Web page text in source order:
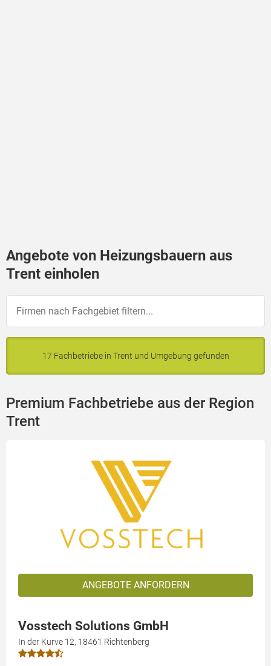
Angebote von Heizungsbauern aus
Trent einholen
17 Fachbetriebe in Trent und Umgebung gefunden
Premium Fachbetriebe aus der Region
Trent
ANGEBOTE ANFORDERN
Vosstech Solutions GmbH
In der Kurve 12, 18461 Richtenberg